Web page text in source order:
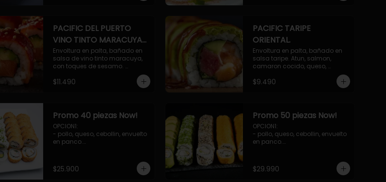
PACIFIC DEL PUERTO
VINO TINTO MARACUYA
ORIENTAL.
Envoltura en palta, bañado en
salsa de vino tinto maracuya,
con toques de sesamo.
Camaron furai, salmon, queso,
pepino.
$11.490
PACIFIC TARIPE
ORIENTAL.
Envoltura en palta, bañado en
salsa taripe. Atun, salmon,
camaron cocido, queso,
$9.490
Promo 40 piezas Now!
OPCION1:
- pollo, queso, cebollin, envuelto
en panco.
- palmito, pepino, queso,
envuelto en palta.
$25.900
Promo 50 piezas Now!
OPCION1:
- pollo, queso, cebollin, envuelto
en panco.
- palmito, pepino, queso,
envuelto en palta.
$29.990